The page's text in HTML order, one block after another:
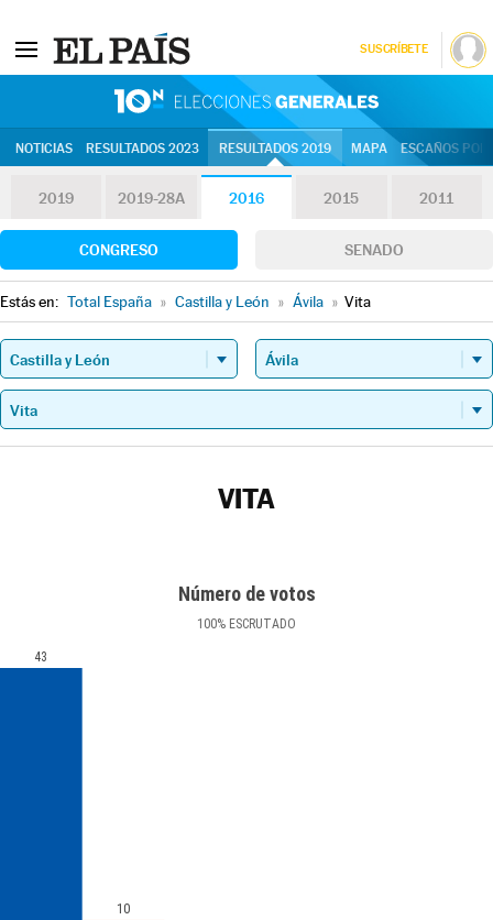
SUSCRÍBETE
NOTICIAS RESULTADOS 2023 RESULTADOS 2019 MAPA ESCAÑOS
2019 2019-28A 2016 2015 2011
CONGRESO SENADO
Estás en: Total España » Castilla y León » Ávila » Vita
VITA
Número de votos
100% ESCRUTADO
43
10